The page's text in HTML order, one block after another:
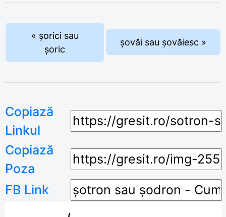
« șorici sau
șoric
șovăi sau șovăiesc »
Copiază
Linkul
Copiază
Poza
FB Link